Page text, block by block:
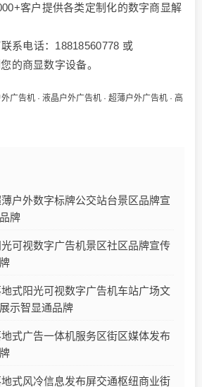
客户提供各类定制化的数字商显解
系电话：18818560778 或
的商显数字设备。
外广告机 · 液晶户外广告机 · 超薄户外广告机 · 高
户外数字标牌公交站台景区品牌宣
牌
可视数字广告机景区社区品牌宣传
式阳光可视数字广告机车站广场文
示智显通品牌
式广告一体机服务区街区媒体发布
式风冷信息发布屏交通枢纽商业街